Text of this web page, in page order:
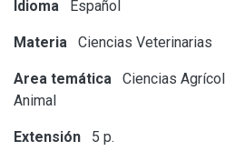
Idioma Español
Materia Ciencias Veterinarias
Area temática
Ciencias
Animal
Extensión 5 p.